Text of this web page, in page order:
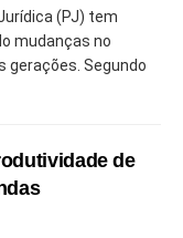
(PJ) tem
mudanças no
gerações. Segundo
de